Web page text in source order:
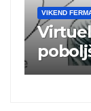
ruke
udara